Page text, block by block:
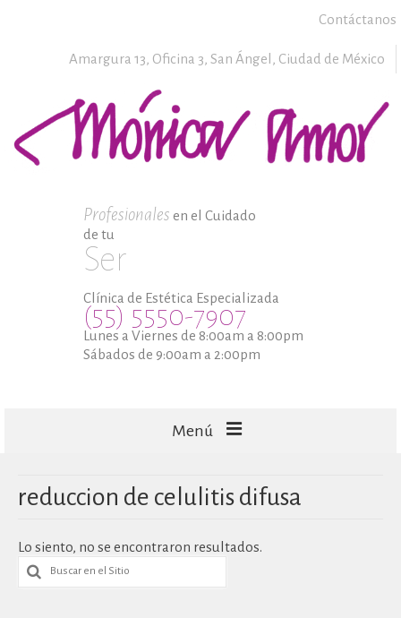
Contáctanos
Amargura 13, Oficina 3, San Ángel, Ciudad de México
Profesionales en el Cuidado
de tu
Ser
Clínica de Estética Especializada
(55) 5550-7907
Lunes a Viernes de 8:00am a 8:00pm
Sábados de 9:00am a 2:00pm
Menú
CAPILARES
TECNOLOGÍA
reduccion de celulitis difusa
Lo siento, no se encontraron resultados.